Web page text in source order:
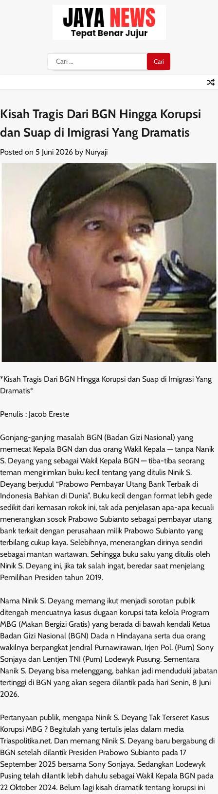
Cari
untuk:
Kisah Tragis Dari BGN Hingga Korupsi
dan Suap di Imigrasi Yang Dramatis
Posted on 5 Juni 2026 by Nuryaji
*Kisah Tragis Dari BGN Hingga Korupsi dan Suap di Imigrasi Yang
Dramatis*
Penulis : Jacob Ereste
Gonjang-ganjing masalah BGN (Badan Gizi Nasional) yang
memecat Kepala BGN dan dua orang Wakil Kepala — tanpa Nanik
S. Deyang yang sebagai Wakil Kepala BGN — tiba-tiba seorang
teman mengirimkan buku kecil tentang yang ditulis Ninik S.
Deyang berjudul “Prabowo Pembayar Utang Bank Terbaik di
Indonesia Bahkan di Dunia”. Buku kecil dengan format lebih gede
sedikit dari kemasan rokok ini, tak ada penjelasan apa-apa kecuali
menerangkan sosok Prabowo Subianto sebagai pembayar utang
bank terkait dengan perusahaan milik Prabowo Subianto yang
terbilang cukup kaya. Selebihnya, menerangkan dirinya sendiri
sebagai mantan wartawan. Sehingga buku saku yang ditulis oleh
Ninik S. Deyang ini, jika tak salah ingat, beredar saat menjelang
Pemilihan Presiden tahun 2019.
Nama Ninik S. Deyang memang ikut menjadi sorotan publik
ditengah mencuatnya kasus dugaan korupsi tata kelola Program
MBG (Makan Bergizi Gratis) yang berada di bawah kendali Ketua
Badan Gizi Nasional (BGN) Dada n Hindayana serta dua orang
wakilnya berpangkat Jendral Purnawirawan, Irjen Pol. (Purn) Sony
Sonjaya dan Lentjen TNI (Purn) Lodewyk Pusung. Sementara
Nanik S. Deyang bisa melenggang, bahkan jadi menduduki jabatan
tertinggi di BGN yang akan segera dilantik pada hari Senin, 8 Juni
2026.
Pertanyaan publik, mengapa Ninik S. Deyang Tak Terseret Kasus
Korupsi MBG ? Begitulah yang tertulis jelas dalam media
Triaspolitika.net. Dan memang Ninik S. Deyang baru bergabung di
BGN setelah dilantik Presiden Prabowo Subianto pada 17
September 2025 bersama Sony Sonjaya. Sedangkan Lodewyk
Pusing telah dilantik lebih dahulu sebagai Wakil Kepala BGN pada
22 Oktober 2024. Belum lagi kisah dramatik tentang korupsi ini